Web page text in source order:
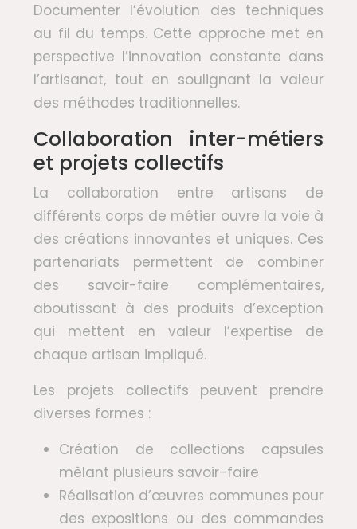
Documenter l’évolution des techniques
au fil du temps. Cette approche met en
perspective l’innovation constante dans
l’artisanat, tout en soulignant la valeur
des méthodes traditionnelles.
Collaboration inter-métiers
et projets collectifs
La collaboration entre artisans de
différents corps de métier ouvre la voie à
des créations innovantes et uniques. Ces
partenariats permettent de combiner
des savoir-faire complémentaires,
aboutissant à des produits d’exception
qui mettent en valeur l’expertise de
chaque artisan impliqué.
Les projets collectifs peuvent prendre
diverses formes :
Création de collections capsules
mêlant plusieurs savoir-faire
Réalisation d’œuvres communes pour
des expositions ou des commandes